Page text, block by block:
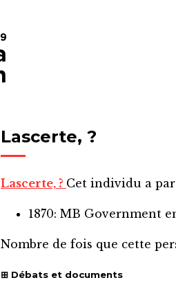
Lascerte, ?
Lascerte, ? Cet individu a
1870: MB Government
Nombre de fois que cette
Débats et documents